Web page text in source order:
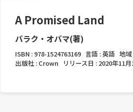
A Promised Land
バラク・オバマ(著)
ISBN : 978-1524763169 言語 :英語 地
出版社 : Crown リリース日 : 2020年11